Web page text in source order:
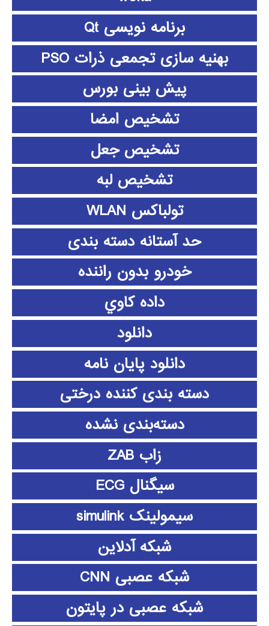
برنامه نویسی Qt
بهنیه سازی تجمعی ذرات PSO
پیش بینی بورس
تشخیص امضا
تشخیص جعل
تشخیص لبه
تولباکس WLAN
حد آستانه دسته بندی
خودرو بدون راننده
داده كاوي
دانلود
دانلود پايان نامه
دسته بندی کننده درختی
دسته‌بندی نشده
زاب ZAB
سیگنال ECG
سیمولینک simulink
شبکه آدلاین
شبکه عصبی CNN
شبکه عصبی در پایتون